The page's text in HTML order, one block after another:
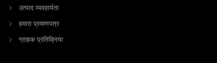
उत्पाद व्यवहार्यता
हमारा प्रमाणपत्र
ग्राहक प्रतिक्रिया